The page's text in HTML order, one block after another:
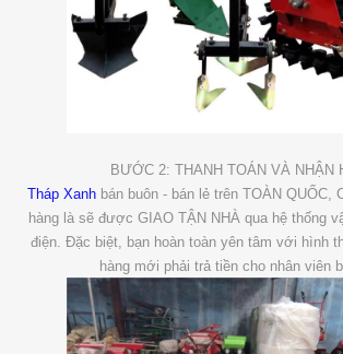
BƯỚC 2: THANH TOÁN VÀ NHẬN
Tháp Xanh bán buôn - bán lẻ trên TOÀN QUỐC,
hàng là sẽ được GIAO TẬN NHÀ qua hệ thống
điện. Đặc biệt, bạn hoàn toàn yên tâm với hình
hàng mới phải trả tiền cho nhân viên